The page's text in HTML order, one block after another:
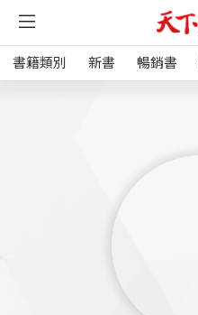
書籍類別 新書 暢銷書